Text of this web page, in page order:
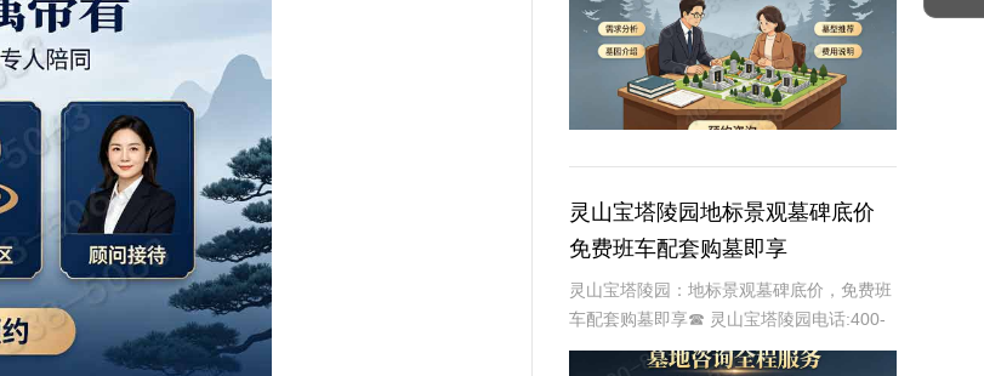
灵山宝塔陵园地标景观墓碑底价
免费班车配套购墓即享
灵山宝塔陵园：地标景观墓碑底价，免费班
车配套购墓即享☎ 灵山宝塔陵园电话:400-
838-5063在现代社会，人们对死亡和身后